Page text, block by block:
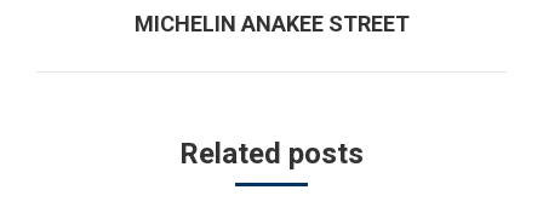
Next
MICHELIN ANAKEE STREET
Related posts